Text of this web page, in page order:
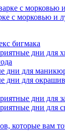
с морковью и
бигмака
дни для
дни для
дни для
дни для
дни для
которые вам